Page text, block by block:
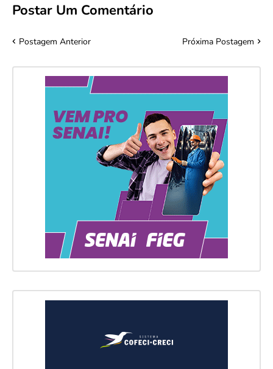
Postar Um Comentário
Postagem Anterior Próxima Postagem